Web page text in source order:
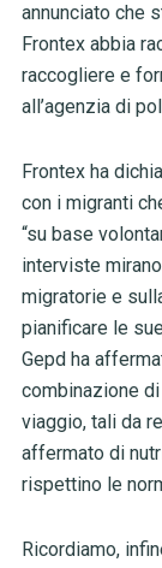
annunciato che
Frontex abbia
raccogliere e
all’agenzia di
Frontex ha
con i migranti
“su base
interviste
migratorie e
pianificare le
Gepd ha
combinazione
viaggio, tali da
affermato di
rispettino le
Ricordiamo,